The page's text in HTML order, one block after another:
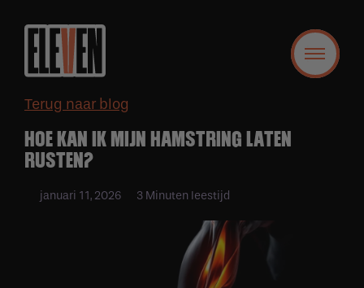
Terug naar blog
HOE KAN IK MIJN HAMSTRING LATEN
RUSTEN?
januari 11, 2026 3 Minuten leestijd